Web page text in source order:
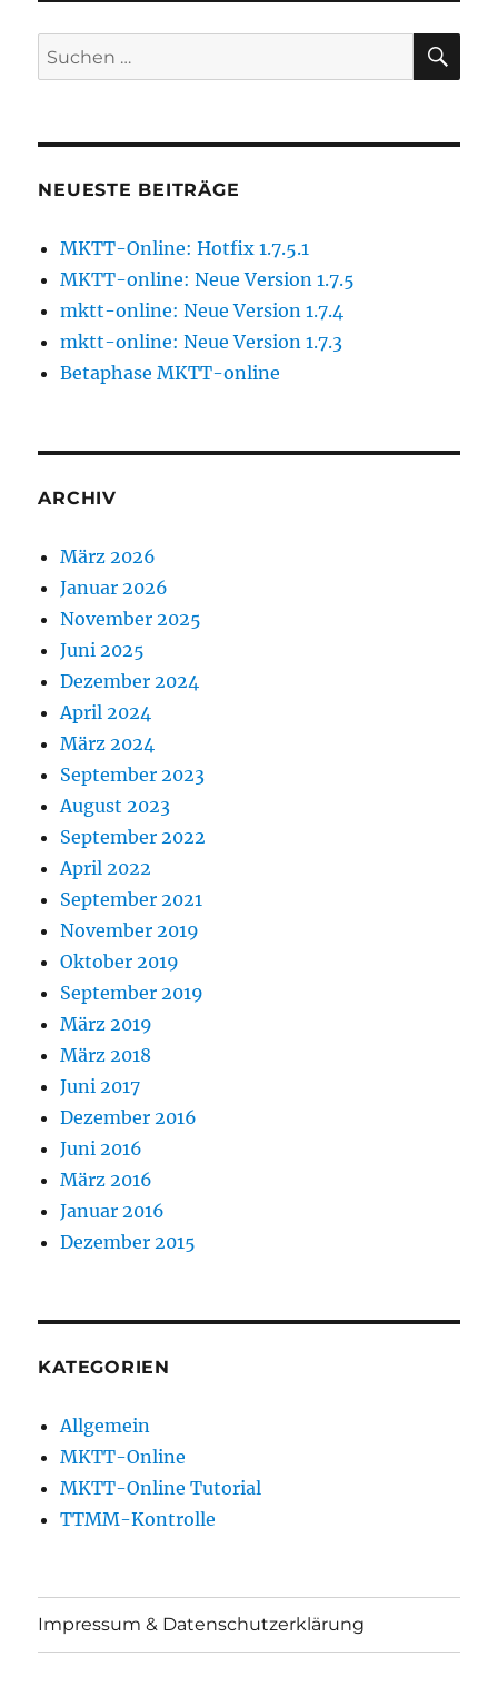
Suchen
nach:
NEUESTE BEITRÄGE
MKTT-Online: Hotfix 1.7.5.1
MKTT-online: Neue Version 1.7.5
mktt-online: Neue Version 1.7.4
mktt-online: Neue Version 1.7.3
Betaphase MKTT-online
ARCHIV
März 2026
Januar 2026
November 2025
Juni 2025
Dezember 2024
April 2024
März 2024
September 2023
August 2023
September 2022
April 2022
September 2021
November 2019
Oktober 2019
September 2019
März 2019
März 2018
Juni 2017
Dezember 2016
Juni 2016
März 2016
Januar 2016
Dezember 2015
KATEGORIEN
Allgemein
MKTT-Online
MKTT-Online Tutorial
TTMM-Kontrolle
Impressum & Datenschutzerklärung